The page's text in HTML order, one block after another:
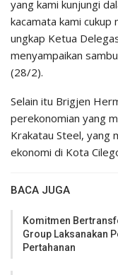
yang kami kunjungi
kacamata kami cukup
ungkap Ketua
menyampaikan
(28/2).
Selain itu Brigjen
perekonomian yang
Krakatau Steel, yang
ekonomi di Kota
BACA JUGA
Komitmen
Group Laksanakan
Pertahanan